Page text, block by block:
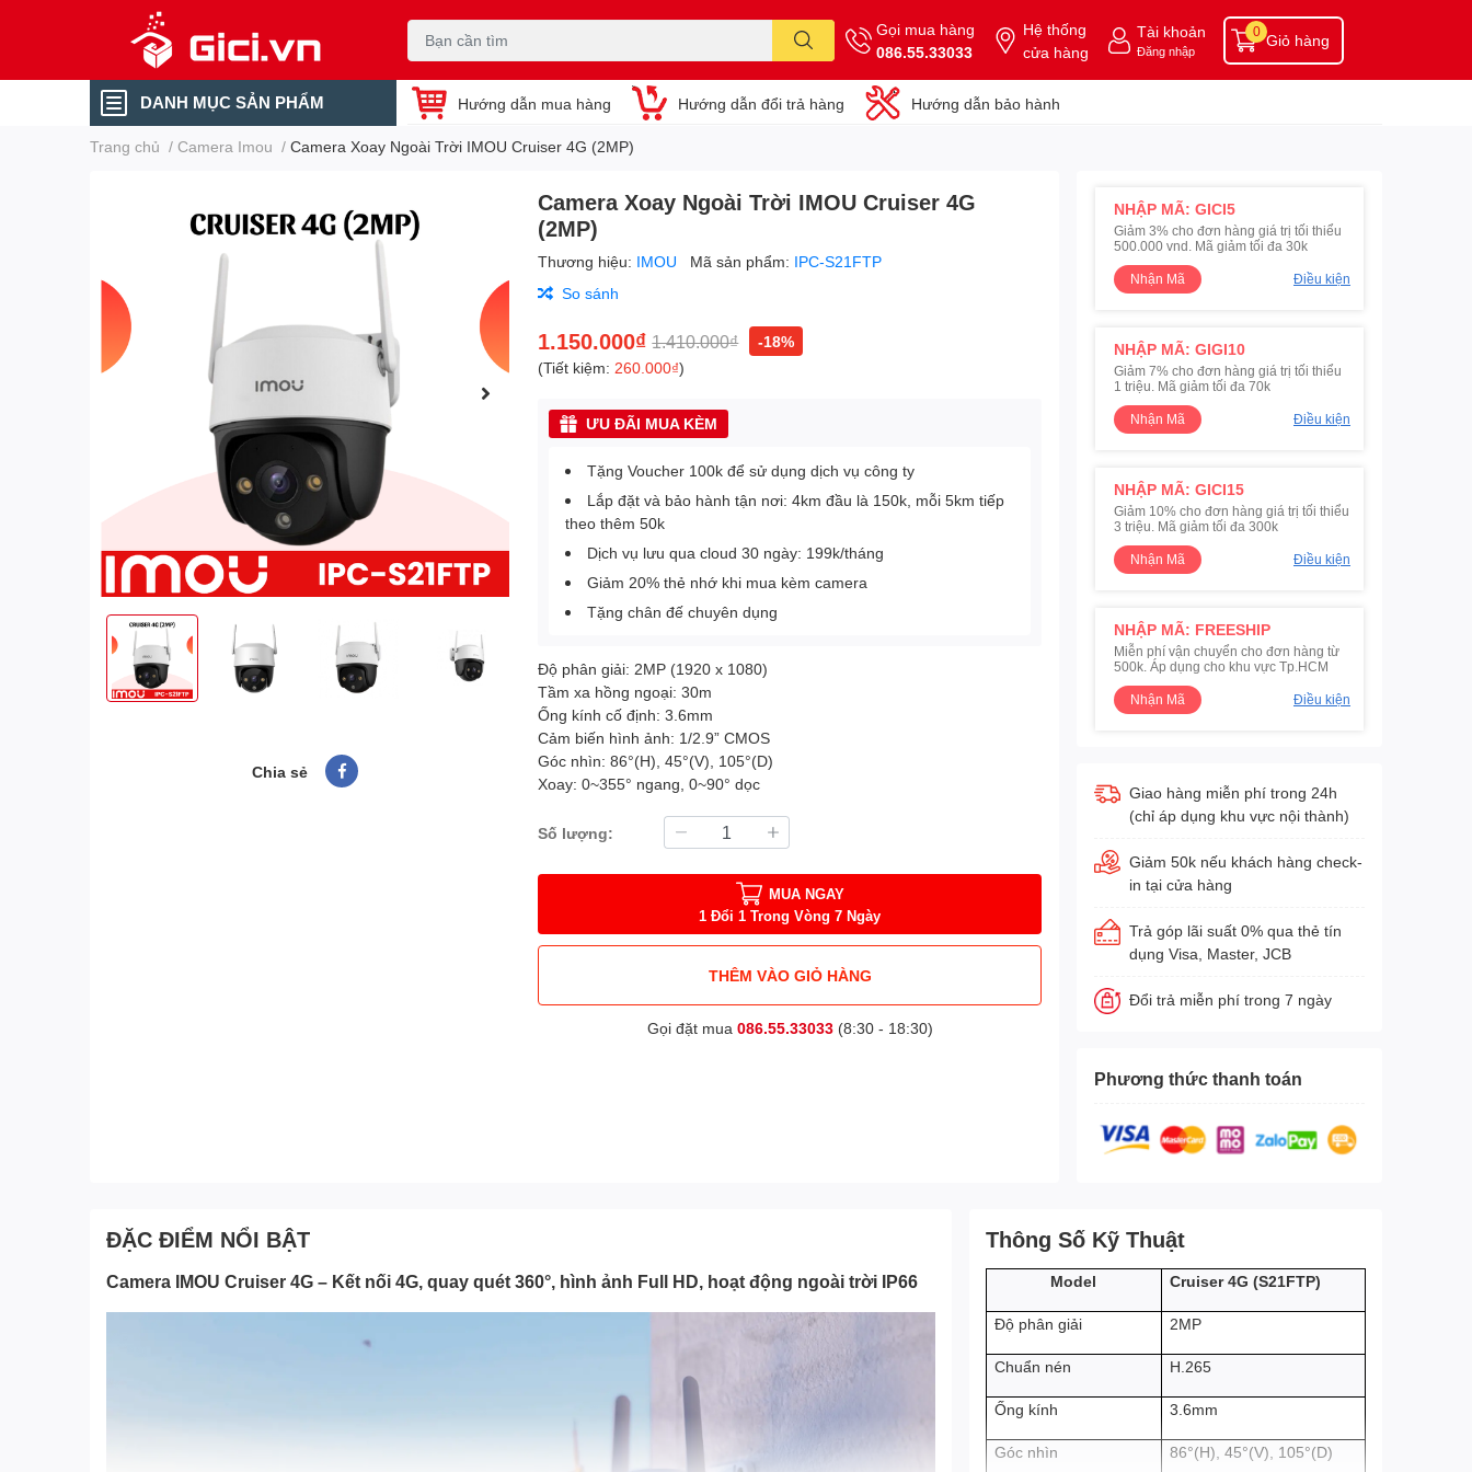
Gọi mua hàng
086.55.33033
Hệ thống
cửa hàng
Tài khoản
Đăng nhập
Giỏ hàng
0
DANH MỤC SẢN PHẨM Hướng dẫn mua hàng Hướng dẫn đổi trả hàng Hướng dẫn bảo hành
Trang chủ / Camera Imou / Camera Xoay Ngoài Trời IMOU Cruiser 4G (2MP)
Chia sẻ
Camera Xoay Ngoài Trời IMOU Cruiser 4G
(2MP)
Thương hiệu: IMOU Mã sản phẩm: IPC-S21FTP
So sánh
1.150.000₫ 1.410.000₫
-18%
(Tiết kiệm: 260.000₫)
ƯU ĐÃI MUA KÈM
Tặng Voucher 100k để sử dụng dịch vụ công ty
Lắp đặt và bảo hành tận nơi: 4km đầu là 150k, mỗi 5km tiếp
theo thêm 50k
Dịch vụ lưu qua cloud 30 ngày: 199k/tháng
Giảm 20% thẻ nhớ khi mua kèm camera
Tặng chân đế chuyên dụng
Độ phân giải: 2MP (1920 x 1080)
Tầm xa hồng ngoại: 30m
Ống kính cố định: 3.6mm
Cảm biến hình ảnh: 1/2.9” CMOS
Góc nhìn: 86°(H), 45°(V), 105°(D)
Xoay: 0~355° ngang, 0~90° dọc
Số lượng:
MUA NGAY
1 Đổi 1 Trong Vòng 7 Ngày
THÊM VÀO GIỎ HÀNG
Gọi đặt mua 086.55.33033(8:30 - 18:30)
NHẬP MÃ: GICI5
Giảm 3% cho đơn hàng giá trị tối thiểu
500.000 vnd. Mã giảm tối đa 30k
Nhận Mã
Điều kiện
NHẬP MÃ: GIGI10
Giảm 7% cho đơn hàng giá trị tối thiểu
1 triệu. Mã giảm tối đa 70k
Nhận Mã
Điều kiện
NHẬP MÃ: GICI15
Giảm 10% cho đơn hàng giá trị tối thiểu
3 triệu. Mã giảm tối đa 300k
Nhận Mã
Điều kiện
NHẬP MÃ: FREESHIP
Miễn phí vận chuyển cho đơn hàng từ
500k. Áp dụng cho khu vực Tp.HCM
Nhận Mã
Điều kiện
Giao hàng miễn phí trong 24h
(chỉ áp dụng khu vực nội thành)
Giảm 50k nếu khách hàng check-
in tại cửa hàng
Trả góp lãi suất 0% qua thẻ tín
dụng Visa, Master, JCB
Đổi trả miễn phí trong 7 ngày
Phương thức thanh toán
ĐẶC ĐIỂM NỔI BẬT
Camera IMOU Cruiser 4G – Kết nối 4G, quay quét 360°, hình ảnh Full HD, hoạt động ngoài trời IP66
Thông Số Kỹ Thuật
Model Cruiser 4G (S21FTP)
Độ phân giải 2MP
Chuẩn nén H.265
Ống kính 3.6mm
Góc nhìn 86°(H), 45°(V), 105°(D)